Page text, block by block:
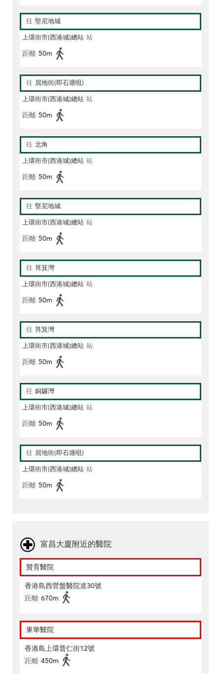
往 堅尼地城
上環街市(西港城)總站 站
距離 50m
往 屈地街(即石塘咀)
上環街市(西港城)總站 站
距離 50m
往 北角
上環街市(西港城)總站 站
距離 50m
往 堅尼地城
上環街市(西港城)總站 站
距離 50m
往 筲箕灣
上環街市(西港城)總站 站
距離 50m
往 筲箕灣
上環街市(西港城)總站 站
距離 50m
往 銅鑼灣
上環街市(西港城)總站 站
距離 50m
往 屈地街(即石塘咀)
上環街市(西港城)總站 站
距離 50m
富昌大廈附近的醫院
贊育醫院
香港島西營盤醫院道30號
距離 670m
東華醫院
香港島上環普仁街12號
距離 450m